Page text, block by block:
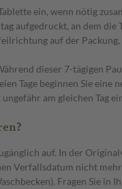
ein, wenn nötig
aufgedruckt, an dem
auf der
dieser 7-tägigen
Tage beginnen Sie
am gleichen Tag
auf. In der
Verfallsdatum nicht
Fragen Sie